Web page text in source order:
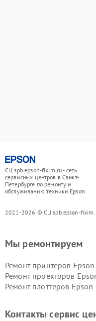
СЦ spb.epson-fixim.ru - сеть
сервисных центров в Санкт-
Петербурге по ремонту и
обслуживанию техники Epson
2021-2026 © СЦ spb.epson-
Мы ремонтируем
Ремонт принтеров Epson
Ремонт проекторов
Ремонт плоттеров Epson
Контакты сервис